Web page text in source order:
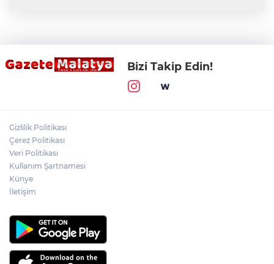
Bizi Takip Edin!
Gizlilik Politikası
Çerez Politikası
Veri Politikası
Kullanım Şartnamesi
Künye
İletişim